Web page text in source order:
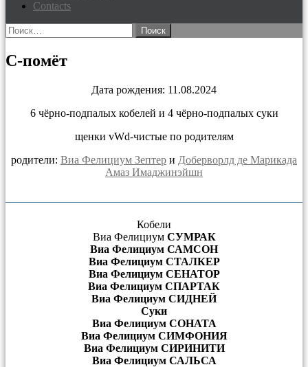
Contacts
Найти:
С-помёт
Дата рождения: 11.08.2024
6 чёрно-подпалых кобелей и 4 чёрно-подпалых суки
щенки vWd-чистые по родителям
родители: Виа Фелициум Зептер и Доберворлд де Марикада
Амаз Имаджинэйшн
Кобели
Виа Фелициум СУМРАК
Виа Фелициум САМСОН
Виа Фелициум СТАЛКЕР
Виа Фелициум СЕНАТОР
Виа Фелициум СПАРТАК
Виа Фелициум СИДНЕЙ
Суки
Виа Фелициум СОНАТА
Виа Фелициум СИМФОНИЯ
Виа Фелициум СИРИНИТИ
Виа Фелициум САЛЬСА